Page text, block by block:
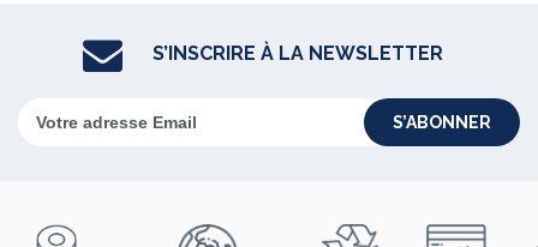
S’INSCRIRE À LA NEWSLETTER
S’ABONNER